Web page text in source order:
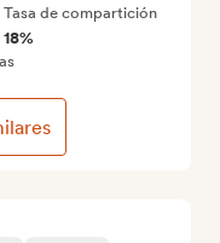
Tasa de compartición
18%